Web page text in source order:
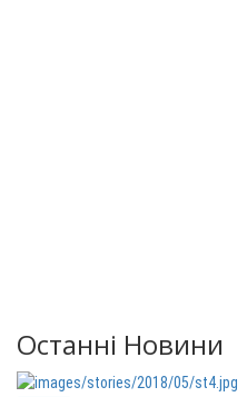
Останні Новини